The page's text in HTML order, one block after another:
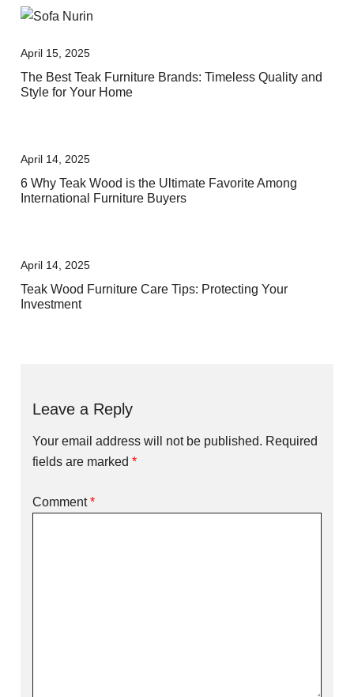
April 15, 2025
The Best Teak Furniture Brands: Timeless Quality and
Style for Your Home
April 14, 2025
6 Why Teak Wood is the Ultimate Favorite Among
International Furniture Buyers
April 14, 2025
Teak Wood Furniture Care Tips: Protecting Your
Investment
Leave a Reply
Your email address will not be published. Required
fields are marked*
Comment*